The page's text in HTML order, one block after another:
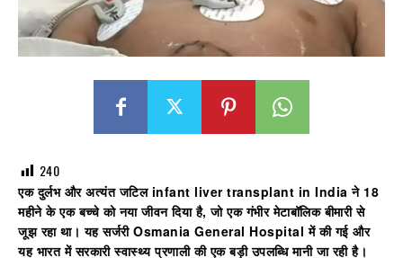
240
एक दुर्लभ और अत्यंत जटिल infant liver transplant in India ने 18
महीने के एक बच्चे को नया जीवन दिया है, जो एक गंभीर मेटाबॉलिक बीमारी से
जूझ रहा था। यह सर्जरी Osmania General Hospital में की गई और
यह भारत में सरकारी स्वास्थ्य प्रणाली की एक बड़ी उपलब्धि मानी जा रही है।